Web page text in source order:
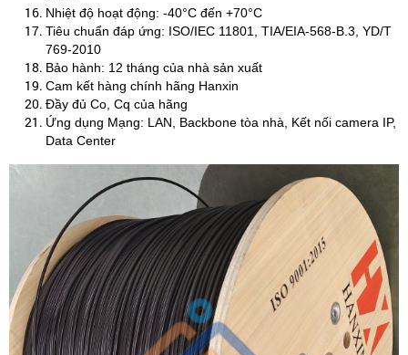
Nhiệt độ hoạt động: -40°C đến +70°C
Tiêu chuẩn đáp ứng: ISO/IEC 11801, TIA/EIA-568-B.3, YD/T
769-2010
Bảo hành: 12 tháng của nhà sản xuất
Cam kết hàng chính hãng Hanxin
Đầy đủ Co, Cq của hãng
Ứng dụng Mạng: LAN, Backbone tòa nhà, Kết nối camera IP,
Data Center